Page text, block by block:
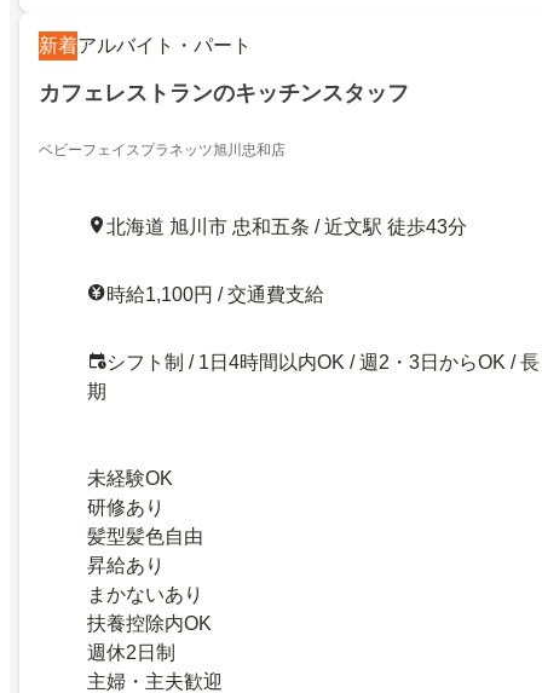
新着アルバイト・パート
カフェレストランのキッチンスタッフ
ベビーフェイスプラネッツ旭川忠和店
北海道 旭川市 忠和五条 / 近文駅 徒歩43分
時給1,100円 / 交通費支給
シフト制 / 1日4時間以内OK / 週2・3日からOK / 長
期
未経験OK
研修あり
髪型髪色自由
昇給あり
まかないあり
扶養控除内OK
週休2日制
主婦・主夫歓迎